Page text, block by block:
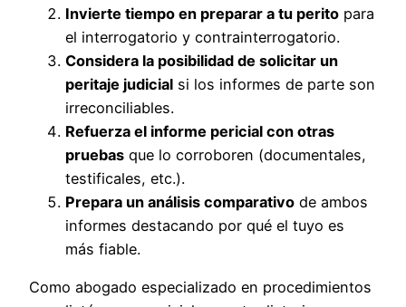
Invierte tiempo en preparar a tu perito para
el interrogatorio y contrainterrogatorio.
Considera la posibilidad de solicitar un
peritaje judicial si los informes de parte son
irreconciliables.
Refuerza el informe pericial con otras
pruebas que lo corroboren (documentales,
testificales, etc.).
Prepara un análisis comparativo de ambos
informes destacando por qué el tuyo es
más fiable.
Como abogado especializado en procedimientos